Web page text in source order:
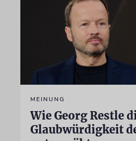
MEINUNG
Wie Georg Restle
Glaubwürdigkeit